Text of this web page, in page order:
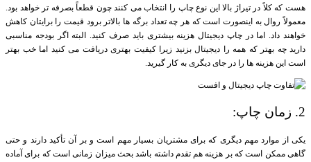
هست که کلاً در تیراژ بالا این نوع چاپ را انتخاب می کنند چون قطعاً بصرفه تر خواهد بود.
معمولاً روال به اینصورت است که هر چه تعداد برگه ها بالاتر برود قیمت را برایتان کاهش
خواهند داد. اما در چاپ دیجیتال هزینه بیشتری باید صرف کنید. البته اگر بودجه مناسبی
دارید چه بهتر که همه را دیجیتال بزنید زیرا کیفیت بهتری دریافت می کنید اما خب بهتر
است این هزینه ها را در جای دیگری به کار گیرید.
2. زمان چاپ:
یکی از موارد مهم دیگری که برای مشتریان بسیار مهم است و بر آن تأکید دارند و حتی
گاهی ممکن است که بر هزینه هم تقدم داشته باشد بحث میزان زمانی است که برای آماده